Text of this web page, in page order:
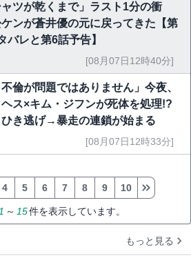
ャツが乾くまで」ラスト1分の衝
ンが蒼井優の元に戻ってきた【第
バレと第6話予告】
[08月07日12時40分]
不倫が問題ではありません」今夜、
ス×キム・ジフンが死体を処理!?
き逃げ→暴走の連鎖が始まる
[08月07日12時33分]
1 ～ 15件を表示しています。
4 5 6 7 8 9 10
もっと見る